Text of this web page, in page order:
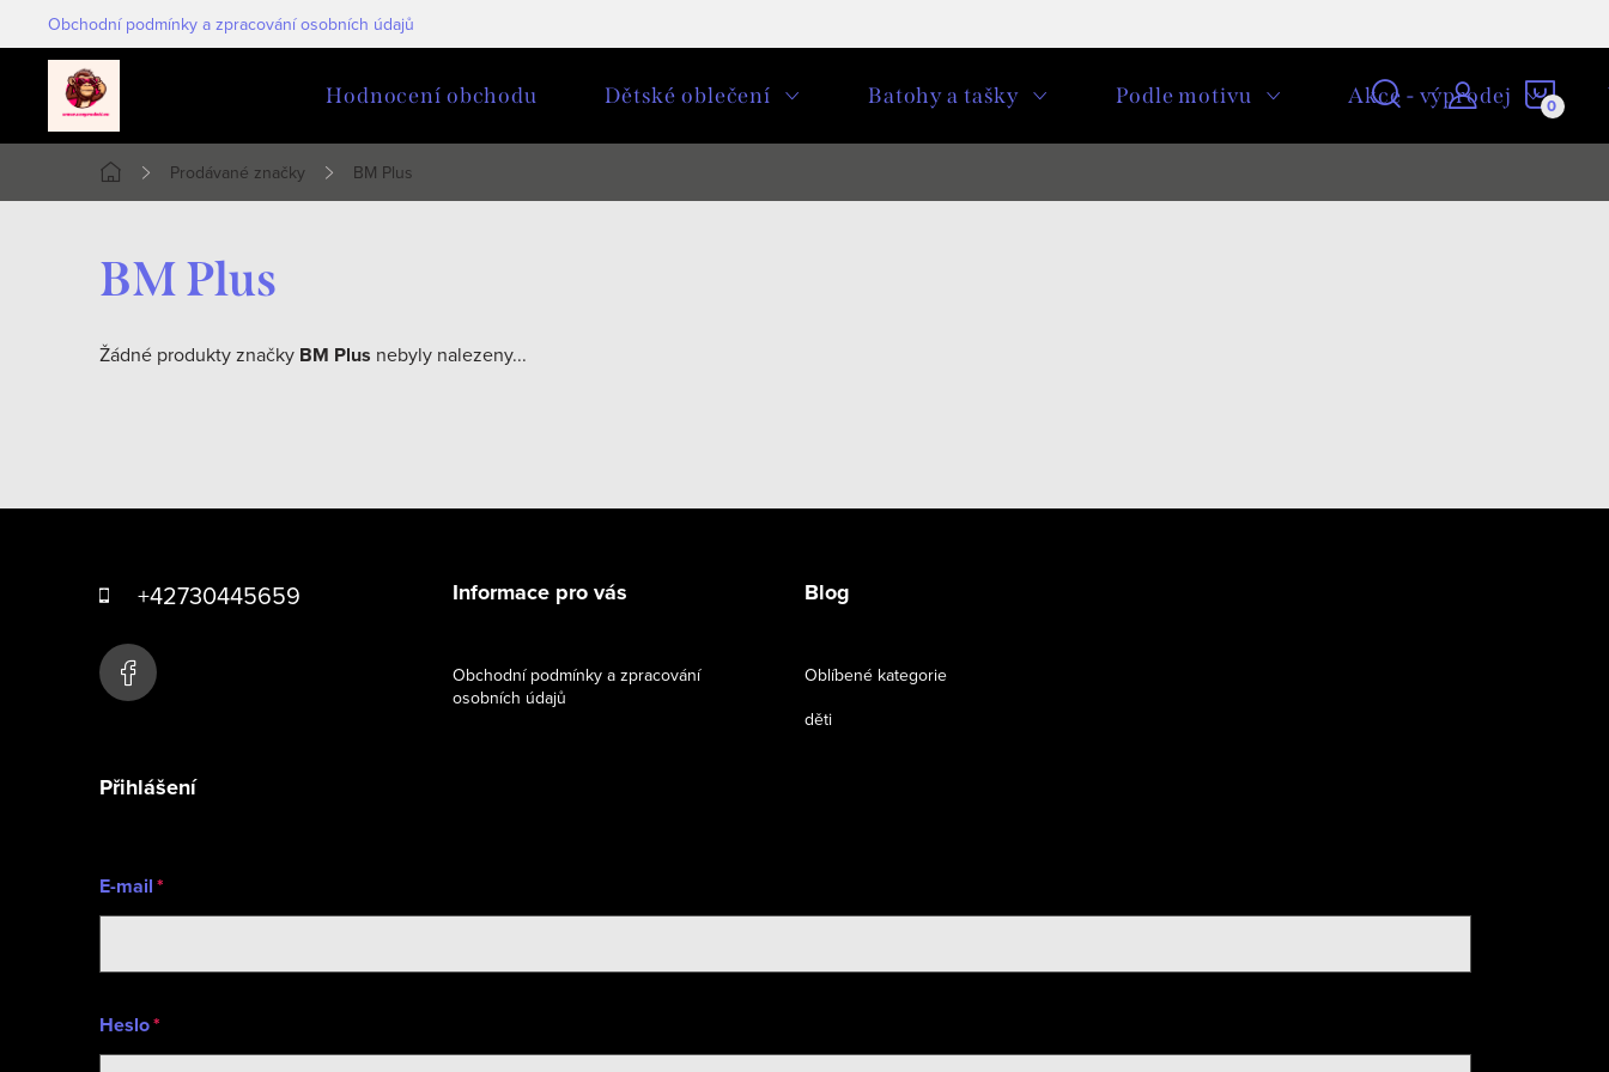
na
Obchodní podmínky a zpracování osobních údajů
Hodnocení obchodu Dětské oblečení Batohy a tašky Podle motivu Akce - výprodej
Domů
Prodávané značky BM Plus
BM Plus
Žádné produkty značky BM Plus nebyly nalezeny...
+42730445659 Informace pro vás
Obchodní podmínky a zpracování
osobních údajů
Blog
Oblíbené kategorie
děti
Přihlášení
E-mail
Heslo